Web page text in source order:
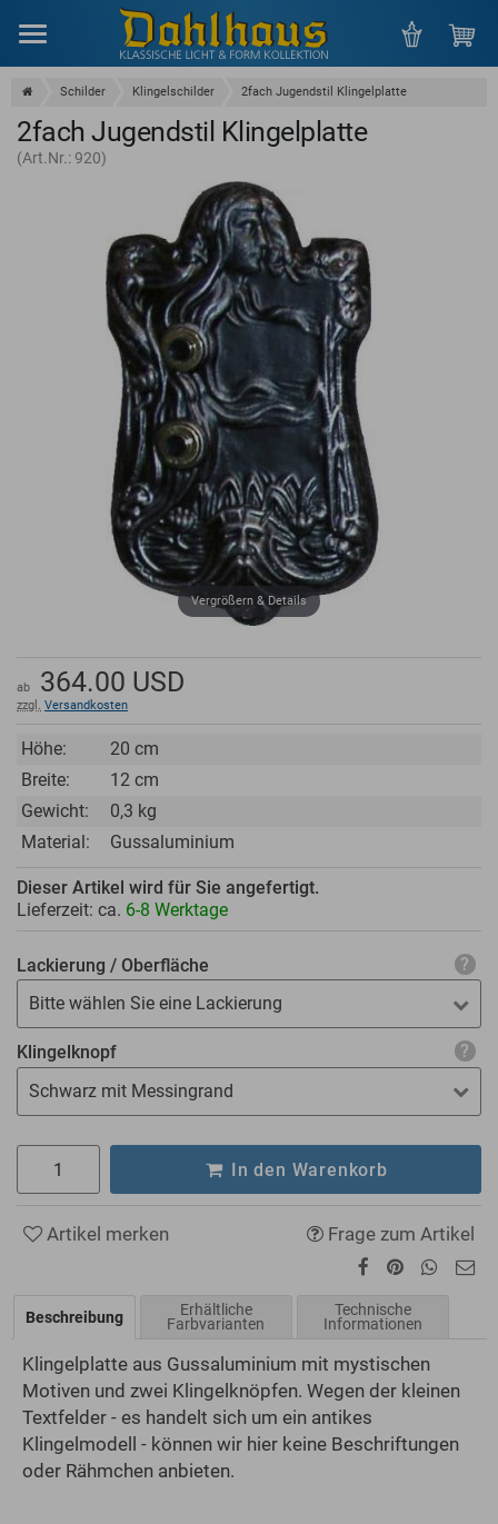
Schilder Klingelschilder 2fach Jugendstil Klingelplatte
2fach Jugendstil Klingelplatte
(Art.Nr.: 920)
Vergrößern & Details
ab 364.00 USD
zzgl. Versandkosten
Höhe:
20 cm
Breite:
12 cm
Gewicht:
0,3 kg
Material:
Gussaluminium
Dieser Artikel wird für Sie angefertigt.
Lieferzeit: ca. 6-8 Werktage
Lackierung / Oberfläche
Bitte wählen Sie eine Lackierung
Klingelknopf
Schwarz mit Messingrand
In den Warenkorb
Artikel merken Frage zum Artikel
Beschreibung
Erhältliche
Farbvarianten
Technische
Informationen
Klingelplatte aus Gussaluminium mit mystischen
Motiven und zwei Klingelknöpfen. Wegen der kleinen
Textfelder - es handelt sich um ein antikes
Klingelmodell - können wir hier keine Beschriftungen
oder Rähmchen anbieten.